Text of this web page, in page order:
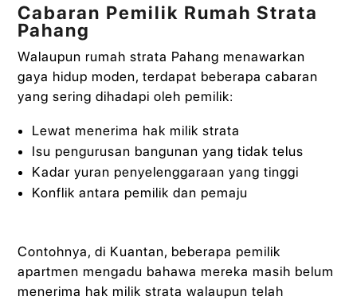
Cabaran Pemilik Rumah Strata
Pahang
Walaupun rumah strata Pahang menawarkan
gaya hidup moden, terdapat beberapa cabaran
yang sering dihadapi oleh pemilik:
Lewat menerima hak milik strata
Isu pengurusan bangunan yang tidak telus
Kadar yuran penyelenggaraan yang tinggi
Konflik antara pemilik dan pemaju
Contohnya, di Kuantan, beberapa pemilik
apartmen mengadu bahawa mereka masih belum
menerima hak milik strata walaupun telah